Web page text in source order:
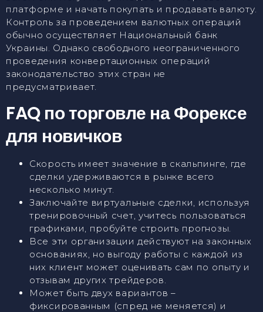
платформе и начать покупать и продавать валюту.
Контроль за проведением валютных операций
обычно осуществляет Национальный банк
Украины. Однако свободного неограниченного
проведения конвертационных операций
законодательство этих стран не
предусматривает.
FAQ по торговле на Форексе
для новичков
Скорость имеет значение в скальпинге, где
сделки удерживаются в рынке всего
несколько минут.
Заключайте виртуальные сделки, используя
тренировочный счет, учитесь пользоваться
графиками, пробуйте строить прогнозы.
Все эти организации действуют на законных
основаниях, но выгоду работы с каждой из
них клиент может оценивать сам по опыту и
отзывам других трейдеров.
Может быть двух вариантов –
фиксированным (спред не меняется) и